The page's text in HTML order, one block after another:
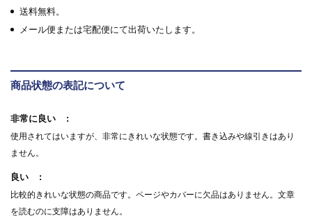
送料無料。
メール便または宅配便にて出荷いたします。
商品状態の表記について
非常に良い
使用されてはいますが、非常にきれいな状態です。書き込みや線引きはあり
ません。
良い
比較的きれいな状態の商品です。ページやカバーに欠品はありません。文章
を読むのに支障はありません。